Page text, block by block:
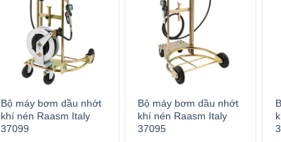
Bộ máy bơm dầu nhớt
khí nén Raasm Italy
37099
Bộ máy bơm dầu nhớt
khí nén Raasm Italy
37095